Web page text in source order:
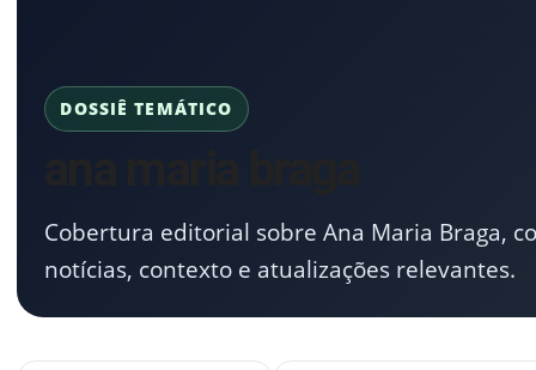
DOSSIÊ TEMÁTICO
Cobertura editorial sobre Ana Maria Braga,
notícias, contexto e atualizações relevantes.